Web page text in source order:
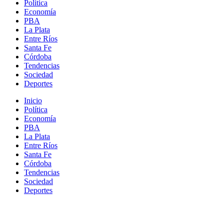
Política
Economía
PBA
La Plata
Entre Ríos
Santa Fe
Córdoba
Tendencias
Sociedad
Deportes
Inicio
Política
Economía
PBA
La Plata
Entre Ríos
Santa Fe
Córdoba
Tendencias
Sociedad
Deportes